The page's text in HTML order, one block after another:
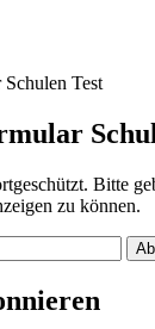
Test
Bitte
zu können.